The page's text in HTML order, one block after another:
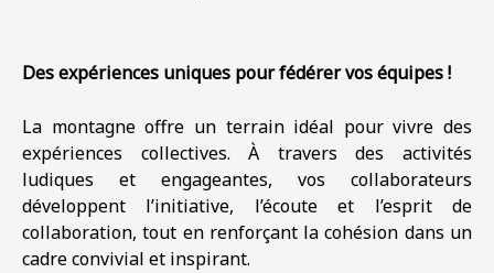
Des expériences uniques pour fédérer vos équipes !
La montagne offre un terrain idéal pour vivre des
expériences collectives. À travers des activités
ludiques et engageantes, vos collaborateurs
développent l’initiative, l’écoute et l’esprit de
collaboration, tout en renforçant la cohésion dans un
cadre convivial et inspirant.